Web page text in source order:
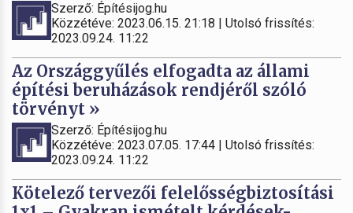
Szerző: Építésijog.hu
Közzétéve: 2023.06.15. 21:18 | Utolsó frissítés:
2023.09.24. 11:22
Az Országgyűlés elfogadta az állami
építési beruházások rendjéről szóló
törvényt »
Szerző: Építésijog.hu
Közzétéve: 2023.07.05. 17:44 | Utolsó frissítés:
2023.09.24. 11:22
Kötelező tervezői felelősségbiztosítási